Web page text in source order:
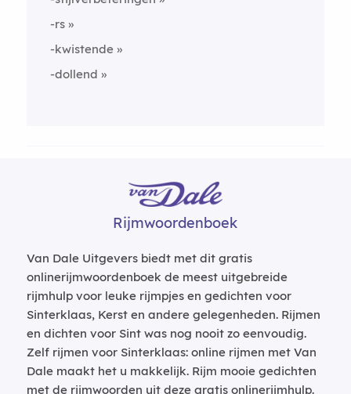
-rs
-kwistende
-dollend
Rijmwoordenboek
Van Dale Uitgevers biedt met dit gratis
onlinerijmwoordenboek de meest uitgebreide
rijmhulp voor leuke rijmpjes en gedichten voor
Sinterklaas, Kerst en andere gelegenheden. Rijmen
en dichten voor Sint was nog nooit zo eenvoudig.
Zelf rijmen voor Sinterklaas: online rijmen met Van
Dale maakt het u makkelijk. Rijm mooie gedichten
met de rijmwoorden uit deze gratis onlinerijmhulp.